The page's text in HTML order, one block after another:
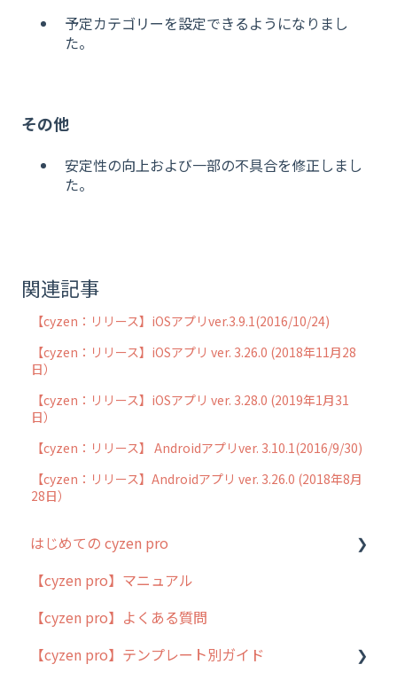
予定カテゴリーを設定できるようになりまし
た。
その他
安定性の向上および一部の不具合を修正しまし
た。
関連記事
【cyzen：リリース】iOSアプリver.3.9.1(2016/10/24)
【cyzen：リリース】iOSアプリ ver. 3.26.0 (2018年11月28
日）
【cyzen：リリース】iOSアプリ ver. 3.28.0 (2019年1月31
日）
【cyzen：リリース】 Androidアプリver. 3.10.1(2016/9/30)
【cyzen：リリース】Androidアプリ ver. 3.26.0 (2018年8月
28日）
はじめての cyzen pro
cyzen pro とは？
簡易マニュアル
cyzen proの位置情報取得について
【cyzen pro】マニュアル
【cyzen pro】よくある質問
【cyzen pro】テンプレート別ガイド